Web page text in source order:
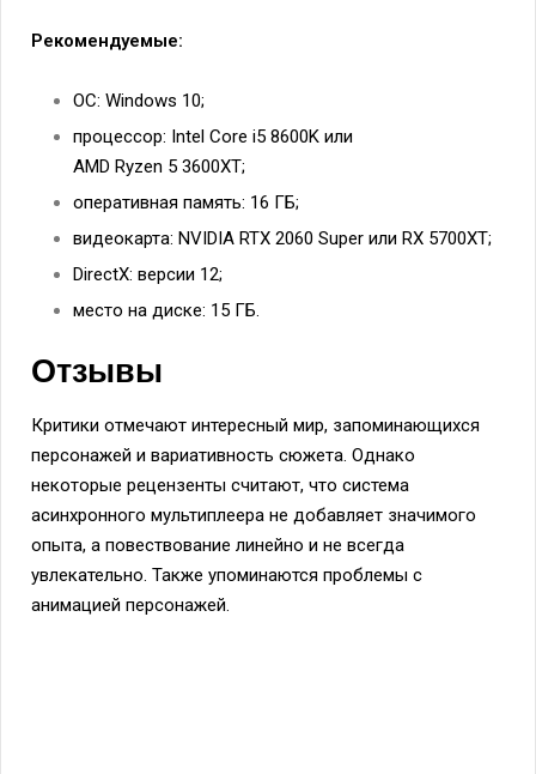
Рекомендуемые:
ОС: Windows 10;
процессор: Intel Core i5 8600K или
AMD Ryzen 5 3600XT;
оперативная память: 16 ГБ;
видеокарта: NVIDIA RTX 2060 Super или RX 5700XT;
DirectX: версии 12;
место на диске: 15 ГБ.
Отзывы
Критики отмечают интересный мир, запоминающихся
персонажей и вариативность сюжета. Однако
некоторые рецензенты считают, что система
асинхронного мультиплеера не добавляет значимого
опыта, а повествование линейно и не всегда
увлекательно. Также упоминаются проблемы с
анимацией персонажей.